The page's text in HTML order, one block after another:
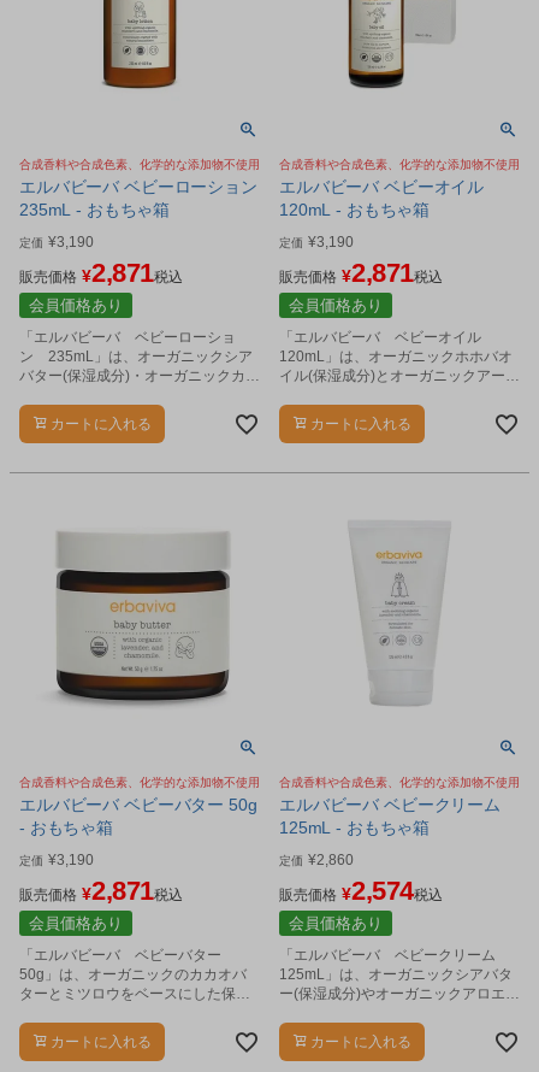
合成香料や合成色素、化学的な添加物不使用
エルバビーバ ベビーローション
235mL - おもちゃ箱
定価 ¥3,190
販売価格 ¥2,871税込
会員価格あり
「エルバビーバ ベビーローショ
ン 235mL」は、オーガニックシア
バター(保湿成分)・オーガニックカカ
かで軽いテクスチャーのローション
です。
カートに入れる
合成香料や合成色素、化学的な添加物不使用
エルバビーバ ベビーオイル
120mL - おもちゃ箱
定価 ¥3,190
販売価格 ¥2,871税込
会員価格あり
「エルバビーバ ベビーオイル
120mL」は、オーガニックホホバオ
イル(保湿成分)とオーガニックアーモ
カートに入れる
合成香料や合成色素、化学的な添加物不使用
エルバビーバ ベビーバター 50g
- おもちゃ箱
定価 ¥3,190
販売価格 ¥2,871税込
会員価格あり
「エルバビーバ ベビーバター
50g」は、オーガニックのカカオバ
ターとミツロウをベースにした保湿
(バーム)です。
カートに入れる
合成香料や合成色素、化学的な添加物不使用
エルバビーバ ベビークリーム
125mL - おもちゃ箱
定価 ¥2,860
販売価格 ¥2,574税込
会員価格あり
「エルバビーバ ベビークリーム
125mL」は、オーガニックシアバタ
ー(保湿成分)やオーガニックアロエベ
リームです。
カートに入れる